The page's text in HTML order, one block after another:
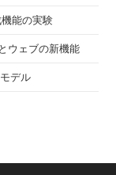
能の実験
ウェブの新機能
デル